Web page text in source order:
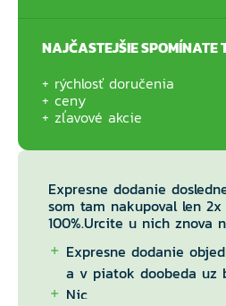
NAJČASTEJŠIE SPOMÍNATE
rýchlosť doručenia
ceny
zľavové akcie
Expresne dodanie
som tam nakupoval len
100%.Urcite u nich znova
Expresne dodanie
a v piatok doobeda uz
Nic